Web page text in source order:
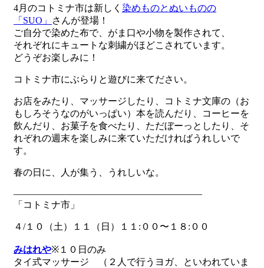
4月のコトミナ市は新しく 染めものとぬいものの
「SUO」
さんが登場！
ご自分で染めた布で、がま口や小物を製作されて、
それぞれにキュートな刺繍がほどこされています。
どうぞお楽しみに！
コトミナ市にぶらりと遊びに来てださい。
お店をみたり、マッサージしたり、コトミナ文庫の（お
もしろそうなのがいっぱい）本を読んだり、コーヒーを
飲んだり、お菓子を食べたり、ただぼーっとしたり、そ
れぞれの週末を楽しみに来ていただければうれしいで
す。
春の日に、人が集う、うれしいな。
————————————————————
「コトミナ市」
４/１０（土）１１（日）１１:００〜１８:００
みはれや※１０日のみ
タイ式マッサージ （２人で行うヨガ、といわれていま